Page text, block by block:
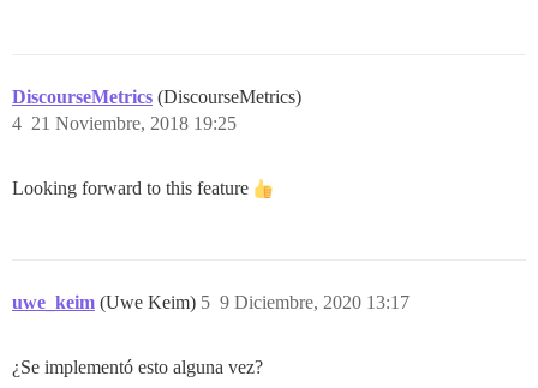
DiscourseMetrics (DiscourseMetrics)
21 Noviembre, 2018 19:25
4
Looking forward to this feature
uwe_keim (Uwe Keim) 9 Diciembre, 2020 13:17
5
¿Se implementó esto alguna vez?